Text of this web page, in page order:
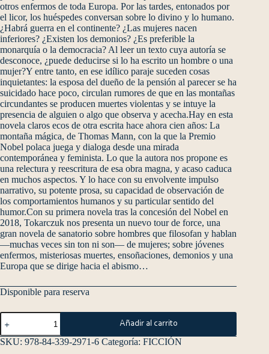
otros enfermos de toda Europa. Por las tardes, entonados por
el licor, los huéspedes conversan sobre lo divino y lo humano.
¿Habrá guerra en el continente? ¿Las mujeres nacen
inferiores? ¿Existen los demonios? ¿Es preferible la
monarquía o la democracia? Al leer un texto cuya autoría se
desconoce, ¿puede deducirse si lo ha escrito un hombre o una
mujer?Y entre tanto, en ese idílico paraje suceden cosas
inquietantes: la esposa del dueño de la pensión al parecer se ha
suicidado hace poco, circulan rumores de que en las montañas
circundantes se producen muertes violentas y se intuye la
presencia de alguien o algo que observa y acecha.Hay en esta
novela claros ecos de otra escrita hace ahora cien años: La
montaña mágica, de Thomas Mann, con la que la Premio
Nobel polaca juega y dialoga desde una mirada
contemporánea y feminista. Lo que la autora nos propone es
una relectura y reescritura de esa obra magna, y acaso caduca
en muchos aspectos. Y lo hace con su envolvente impulso
narrativo, su potente prosa, su capacidad de observación de
los comportamientos humanos y su particular sentido del
humor.Con su primera novela tras la concesión del Nobel en
2018, Tokarczuk nos presenta un nuevo tour de force, una
gran novela de sanatorio sobre hombres que filosofan y hablan
—muchas veces sin ton ni son— de mujeres; sobre jóvenes
enfermos, misteriosas muertes, ensoñaciones, demonios y una
Europa que se dirige hacia el abismo…
Disponible para reserva
Añadir al carrito
SKU: 978-84-339-2971-6 Categoría: FICCIÓN